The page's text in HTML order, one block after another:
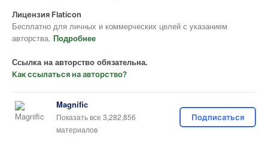
Лицензия Flaticon
Бесплатно для личных и коммерческих целей с указанием
авторства. Подробнее
Ссылка на авторство обязательна.
Как ссылаться на авторство?
Magnific
Показать все 3,282,856
материалов
Подписаться